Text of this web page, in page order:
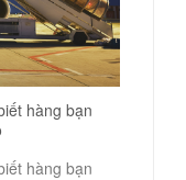
hàng bạn
hàng bạn